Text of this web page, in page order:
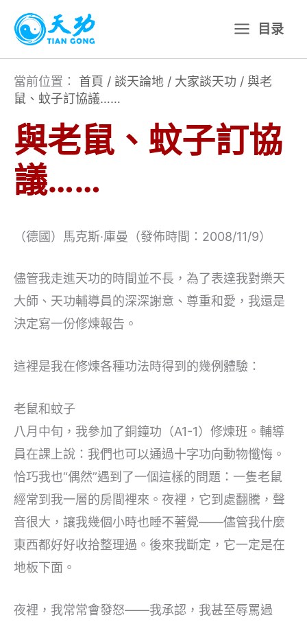
主
目录
當前位置： 首頁 / 談天論地 / 大家談天功 / 與老
鼠、蚊子訂協議……
與老鼠、蚊子訂協
議……
（德國）馬克斯·庫曼（發佈時間：2008/11/9）
儘管我走進天功的時間並不長，為了表達我對樂天
大師、天功輔導員的深深謝意、尊重和愛，我還是
決定寫一份修煉報告。
這裡是我在修煉各種功法時得到的幾例體驗：
老鼠和蚊子
八月中旬，我參加了銅鐘功（A1-1）修煉班。輔導
員在課上說：我們也可以通過十字功向動物懺悔。
恰巧我也“偶然”遇到了一個這樣的問題：一隻老鼠
經常到我一層的房間裡來。夜裡，它到處翻騰，聲
音很大，讓我幾個小時也睡不著覺——儘管我什麼
東西都好好收拾整理過。後來我斷定，它一定是在
地板下面。
夜裡，我常常會發怒——我承認，我甚至辱罵過